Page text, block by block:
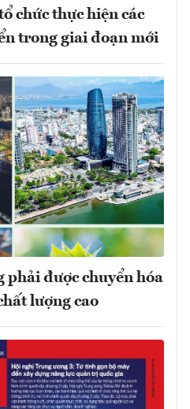
chức thực hiện các
trong giai đoạn mới
phải được chuyển hóa
lượng cao